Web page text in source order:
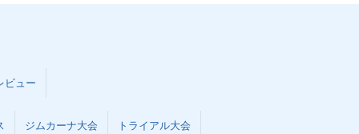
ビュー
ジムカーナ大会 トライアル大会